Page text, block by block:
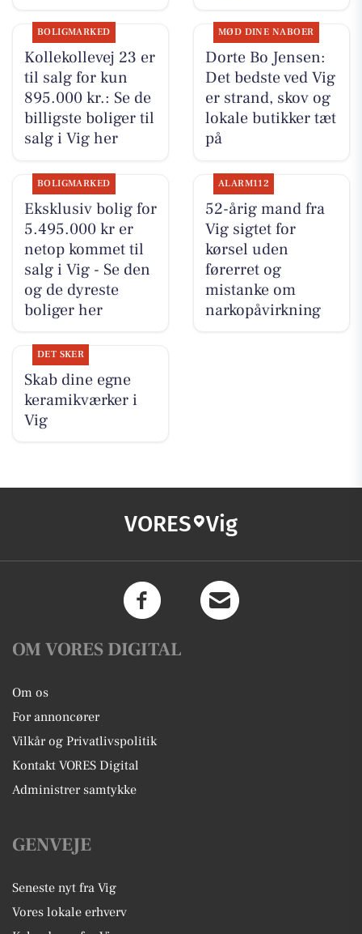
BOLIGMARKED
Kollekollevej 23 er
til salg for kun
895.000 kr.: Se de
billigste boliger til
salg i Vig her
MØD DINE NABOER
Dorte Bo Jensen:
Det bedste ved Vig
er strand, skov og
lokale butikker tæt
på
BOLIGMARKED
Eksklusiv bolig for
5.495.000 kr er
netop kommet til
salg i Vig - Se den
og de dyreste
boliger her
ALARM112
52-årig mand fra
Vig sigtet for
kørsel uden
førerret og
mistanke om
narkopåvirkning
DET SKER
Skab dine egne
keramikværker i
Vig
VORES Vig
OM VORES DIGITAL
Om os
For annoncører
Vilkår og Privatlivspolitik
Kontakt VORES Digital
Administrer samtykke
GENVEJE
Seneste nyt fra Vig
Vores lokale erhverv